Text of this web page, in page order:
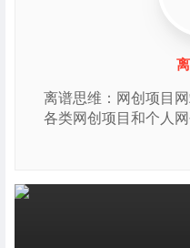
离谱思维：网创项目
各类网创项目和个人